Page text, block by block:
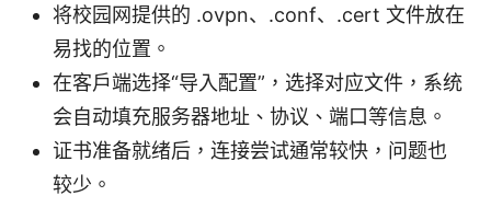
将校园网提供的 .ovpn、.conf、.cert 文件放在
易找的位置。
在客户端选择“导入配置”，选择对应文件，系统
会自动填充服务器地址、协议、端口等信息。
证书准备就绪后，连接尝试通常较快，问题也
较少。